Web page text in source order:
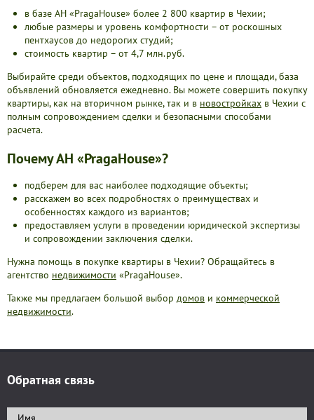
в базе АН «PragaHouse» более 2 800 квартир в Чехии;
любые размеры и уровень комфортности – от роскошных
пентхаусов до недорогих студий;
стоимость квартир – от 4,7 млн.руб.
Выбирайте среди объектов, подходящих по цене и площади, база
объявлений обновляется ежедневно. Вы можете совершить покупку
квартиры, как на вторичном рынке, так и в новостройках в Чехии с
полным сопровождением сделки и безопасными способами
расчета.
Почему АН «PragaHouse»?
подберем для вас наиболее подходящие объекты;
расскажем во всех подробностях о преимуществах и
особенностях каждого из вариантов;
предоставляем услуги в проведении юридической экспертизы
и сопровождении заключения сделки.
Нужна помощь в покупке квартиры в Чехии? Обращайтесь в
агентство недвижимости «PragaHouse».
Также мы предлагаем большой выбор домов и коммерческой
недвижимости.
Обратная связь